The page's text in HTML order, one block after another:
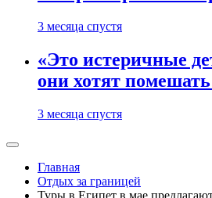
3 месяца спустя
«Это истеричные
они хотят
3 месяца спустя
Главная
Отдых за границей
Туры в Египет в мае